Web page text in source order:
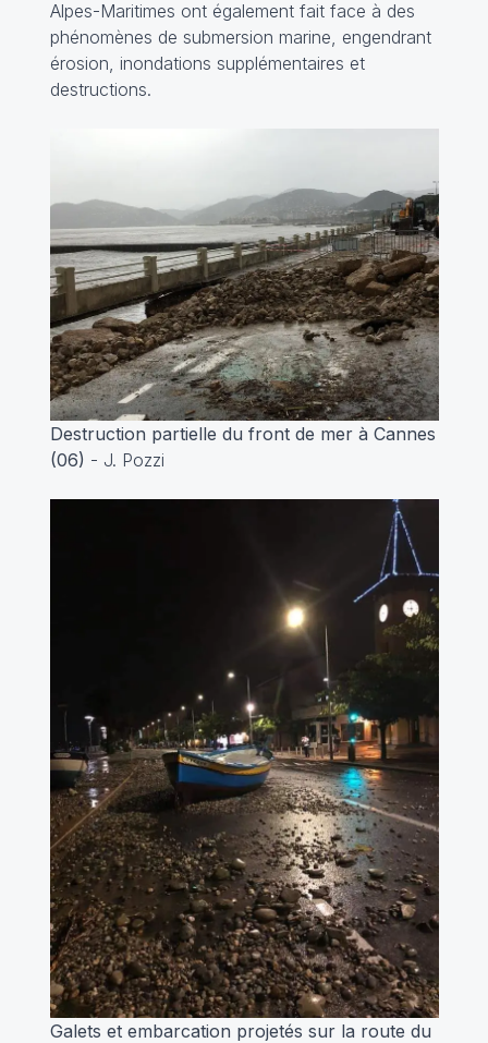
Alpes-Maritimes ont également fait face à des
phénomènes de submersion marine, engendrant
érosion, inondations supplémentaires et
destructions.
Destruction partielle du front de mer à Cannes
(06) - J. Pozzi
Galets et embarcation projetés sur la route du